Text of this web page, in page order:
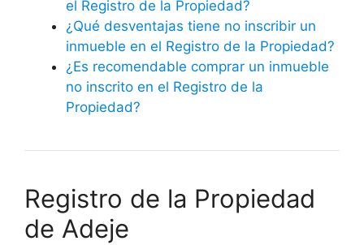
el Registro de la Propiedad?
¿Qué desventajas tiene no inscribir un
inmueble en el Registro de la Propiedad?
¿Es recomendable comprar un inmueble
no inscrito en el Registro de la
Propiedad?
Registro de la Propiedad
de Adeje